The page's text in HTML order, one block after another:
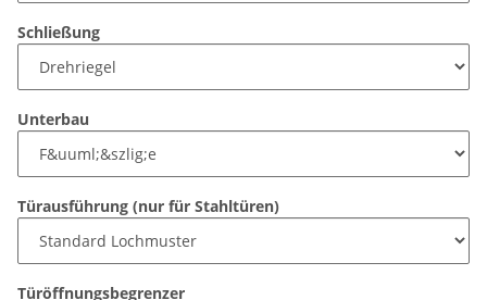
Schließung
Unterbau
Türausführung (nur für Stahltüren)
Türöffnungsbegrenzer